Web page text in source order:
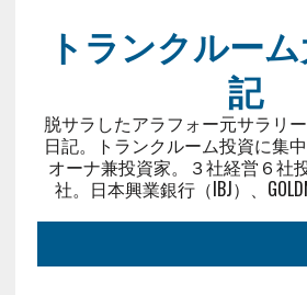
トランクルー
記
脱サラしたアラフォー元サラリ
日記。トランクルーム投資に集
オーナ兼投資家。３社経営６社
社。日本興業銀行（IBJ）、